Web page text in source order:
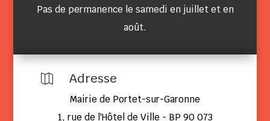
Pas de permanence le samedi en juillet et en
août.
 Adresse
Mairie de Portet-sur-Garonne
1, rue de l'Hôtel de Ville - BP 90 073